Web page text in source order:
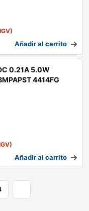
Añadir al carrito
0.21A 5.0W
4414FG
Añadir al carrito